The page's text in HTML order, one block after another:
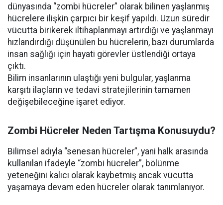
dünyasında “zombi hücreler” olarak bilinen yaşlanmış
hücrelere ilişkin çarpıcı bir keşif yapıldı. Uzun süredir
vücutta birikerek iltihaplanmayı artırdığı ve yaşlanmayı
hızlandırdığı düşünülen bu hücrelerin, bazı durumlarda
insan sağlığı için hayati görevler üstlendiği ortaya
çıktı.
Bilim insanlarının ulaştığı yeni bulgular, yaşlanma
karşıtı ilaçların ve tedavi stratejilerinin tamamen
değişebileceğine işaret ediyor.
Zombi Hücreler Neden Tartışma Konusuydu?
Bilimsel adıyla “senesan hücreler”, yani halk arasında
kullanılan ifadeyle “zombi hücreler”, bölünme
yeteneğini kalıcı olarak kaybetmiş ancak vücutta
yaşamaya devam eden hücreler olarak tanımlanıyor.